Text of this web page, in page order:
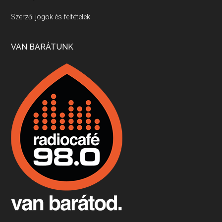
Villány, kékfrankos, Jackfall
Apr 17, 2026 • 00:35:38
Boston, teadélután, bab és homár
Apr 9, 2026 • 00:37:17
Fermentáljunk, a testünk meghálálja!
Apr 3, 2026 • 00:36:07
Szerzői jogok és feltételek
VAN BARÁTUNK